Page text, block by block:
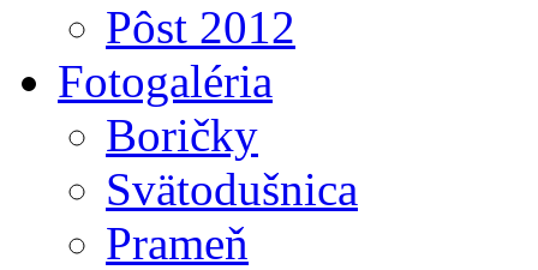
Pôst 2012
Fotogaléria
Boričky
Svätodušnica
Prameň